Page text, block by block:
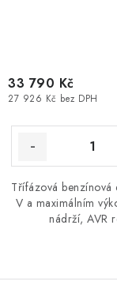
27 926 Kč bez DPH
33 790 Kč
Třífázová
V a maximálním
nádrží, AVR